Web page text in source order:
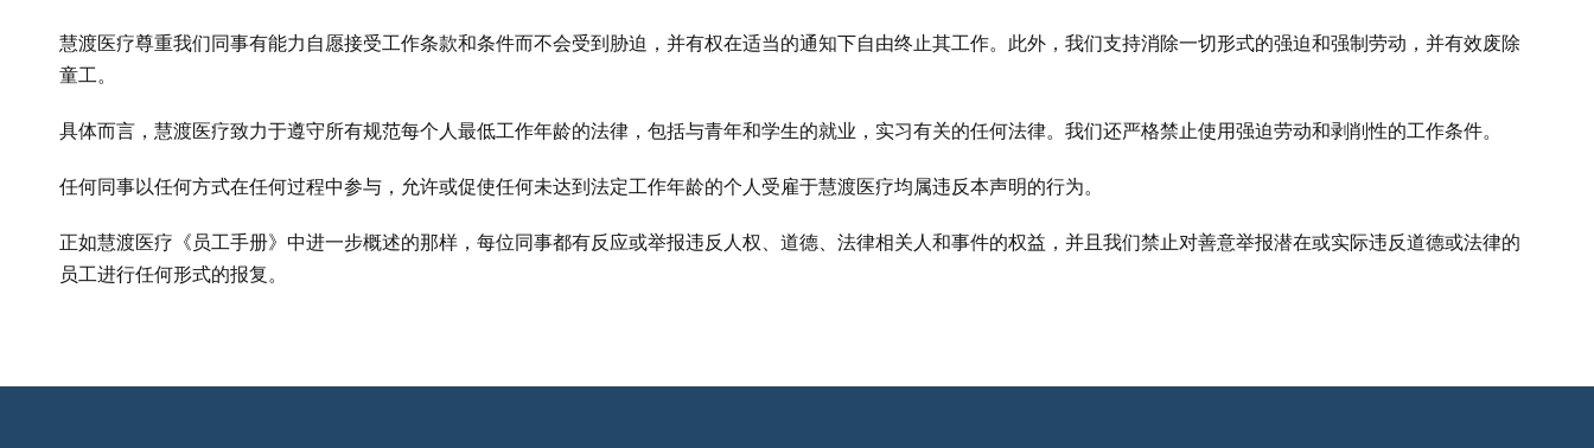
慧渡医疗尊重我们同事有能力自愿接受工作条款和条件而不会受到胁迫，并有权在适当的通知下自由终止其工作。此外，我们支持消除一切形式的强迫和强制劳动，并有效废除
童工。
具体而言，慧渡医疗致力于遵守所有规范每个人最低工作年龄的法律，包括与青年和学生的就业，实习有关的任何法律。我们还严格禁止使用强迫劳动和剥削性的工作条件。
任何同事以任何方式在任何过程中参与，允许或促使任何未达到法定工作年龄的个人受雇于慧渡医疗均属违反本声明的行为。
正如慧渡医疗《员工手册》中进一步概述的那样，每位同事都有反应或举报违反人权、道德、法律相关人和事件的权益，并且我们禁止对善意举报潜在或实际违反道德或法律的
员工进行任何形式的报复。